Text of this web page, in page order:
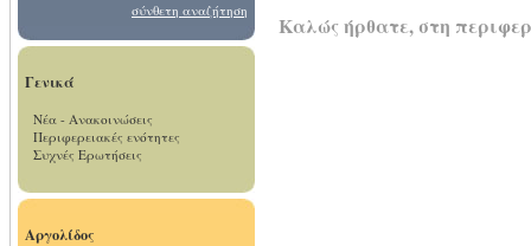
σύνθετη αναζήτηση
Γενικά
Νέα - Ανακοινώσεις
Περιφερειακές ενότητες
Συχνές Ερωτήσεις
Αργολίδος
Καλώς ήρθατε, στη